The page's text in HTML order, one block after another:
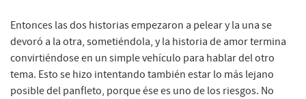
Entonces las dos historias empezaron a pelear y la una se
devoró a la otra, sometiéndola, y la historia de amor termina
convirtiéndose en un simple vehículo para hablar del otro
tema. Esto se hizo intentando también estar lo más lejano
posible del panfleto, porque ése es uno de los riesgos. No